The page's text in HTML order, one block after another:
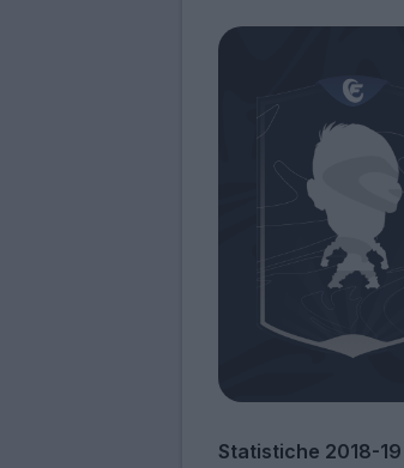
Statistiche 2018-19